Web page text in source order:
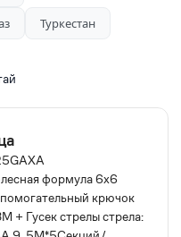
формула 6х6
крючок
+ Гусек стрелы стрела:
Туркестан